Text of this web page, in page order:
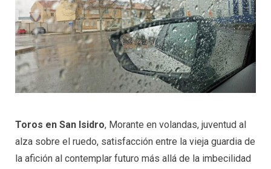
Toros en San Isidro, Morante en volandas, juventud al
alza sobre el ruedo, satisfacción entre la vieja guardia de
la afición al contemplar futuro más allá de la imbecilidad